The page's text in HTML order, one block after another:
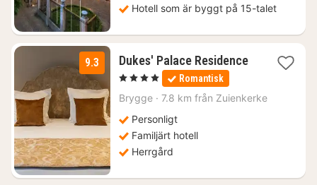
Hotell som är byggt på 15-talet
9.3 Dukes' Palace Residence1
1791
, 4 Stjärnor Romantisk
Brygge · 7.8 km från Zuienkerke
Personligt
Familjärt hotell
Herrgård